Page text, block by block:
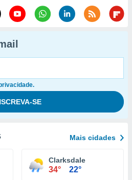
Mais cidades
Clarksdale
34° 22°